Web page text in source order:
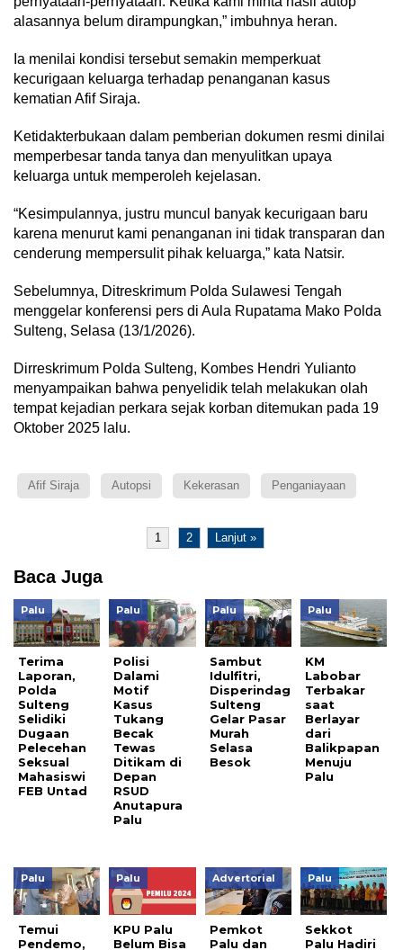
alasannya belum dirampungkan,” imbuhnya heran.
Ia menilai kondisi tersebut semakin memperkuat
kecurigaan keluarga terhadap penanganan kasus
kematian Afif Siraja.
Ketidakterbukaan dalam pemberian dokumen resmi dinilai
memperbesar tanda tanya dan menyulitkan upaya
keluarga untuk memperoleh kejelasan.
“Kesimpulannya, justru muncul banyak kecurigaan baru
karena menurut kami penanganan ini tidak transparan dan
cenderung mempersulit pihak keluarga,” kata Natsir.
Sebelumnya, Ditreskrimum Polda Sulawesi Tengah
menggelar konferensi pers di Aula Rupatama Mako Polda
Sulteng, Selasa (13/1/2026).
Dirreskrimum Polda Sulteng, Kombes Hendri Yulianto
menyampaikan bahwa penyelidik telah melakukan olah
tempat kejadian perkara sejak korban ditemukan pada 19
Oktober 2025 lalu.
Afif Siraja Autopsi Kekerasan Penganiayaan
1 2 Lanjut »
Baca Juga
Palu
Terima
Laporan,
Polda
Sulteng
Selidiki
Dugaan
Pelecehan
Seksual
Mahasiswi
FEB Untad
Palu
Polisi
Dalami
Motif
Kasus
Tukang
Becak
Tewas
Ditikam di
Depan
RSUD
Anutapura
Palu
Palu
Sambut
Idulfitri,
Disperindag
Sulteng
Gelar Pasar
Murah
Selasa
Besok
Palu
KM
Labobar
Terbakar
saat
Berlayar
dari
Balikpapan
Menuju
Palu
Palu
Temui
Pendemo,
Palu
KPU Palu
Belum Bisa
Advertorial
Pemkot
Palu dan
Palu
Sekkot
Palu Hadiri